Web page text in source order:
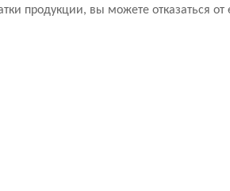
продукции, вы можете отказаться от